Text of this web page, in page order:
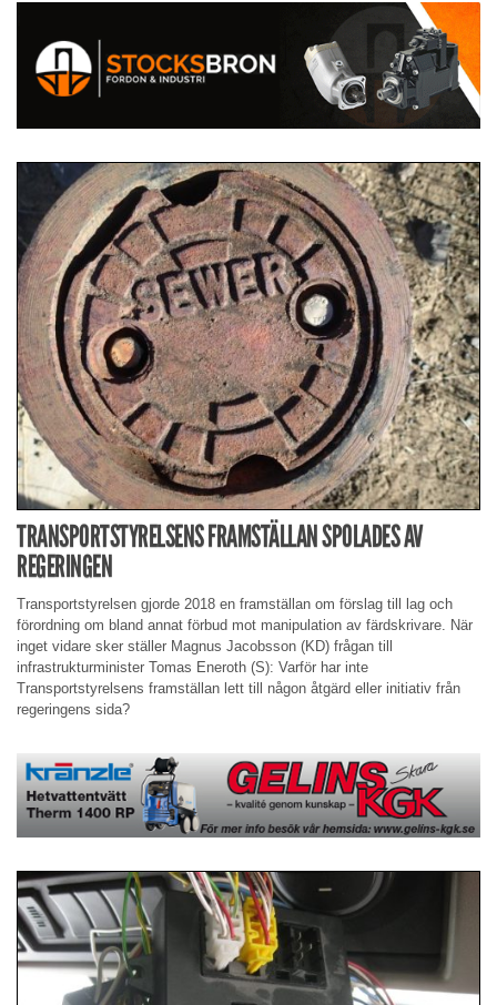
TRANSPORTSTYRELSENS FRAMSTÄLLAN SPOLADES AV
REGERINGEN
Transportstyrelsen gjorde 2018 en framställan om förslag till lag och
förordning om bland annat förbud mot manipulation av färdskrivare. När
inget vidare sker ställer Magnus Jacobsson (KD) frågan till
infrastrukturminister Tomas Eneroth (S): Varför har inte
Transportstyrelsens framställan lett till någon åtgärd eller initiativ från
regeringens sida?